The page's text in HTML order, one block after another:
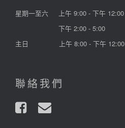
星期一至六
上午 9:00 - 下午 12:00
下午 2:00 - 5:00
主日
上午 8:00 - 下午 12:00
聯絡我們